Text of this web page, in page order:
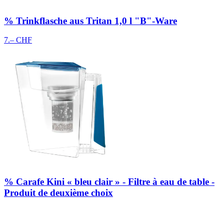
% Trinkflasche aus Tritan 1,0 l "B"-Ware
7.– CHF
% Carafe Kini « bleu clair » - Filtre à eau de table -
Produit de deuxième choix